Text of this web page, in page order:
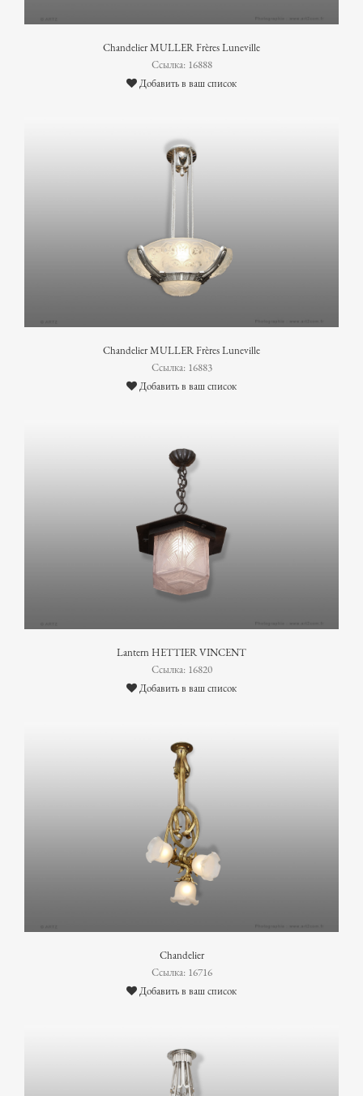
Chandelier MULLER Frères Luneville
Ссылка: 16888
Добавить в ваш список
Chandelier MULLER Frères Luneville
Ссылка: 16883
Добавить в ваш список
Lantern HETTIER VINCENT
Ссылка: 16820
Добавить в ваш список
Chandelier
Ссылка: 16716
Добавить в ваш список